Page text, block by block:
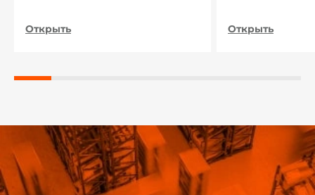
Открыть
Открыть